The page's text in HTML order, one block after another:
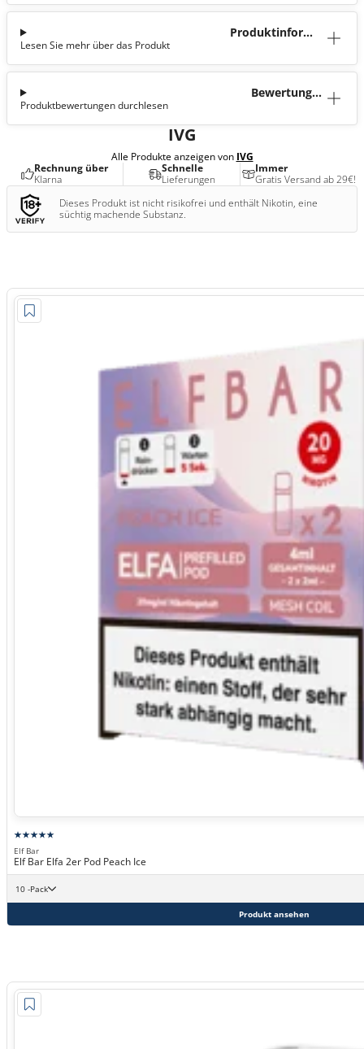
Produktinforma
Lesen Sie mehr über das Produkt
Bewertunge
Produktbewertungen durchlesen
IVG
Alle Produkte anzeigen von IVG
Rechnung über
Klarna
Schnelle
Lieferungen
Immer
Gratis Versand ab 29€!
Dieses Produkt ist nicht risikofrei und enthält Nikotin, eine
süchtig machende Substanz.
Elf Bar
Elf Bar Elfa 2er Pod Peach Ice
10 -Pack
Produkt ansehen